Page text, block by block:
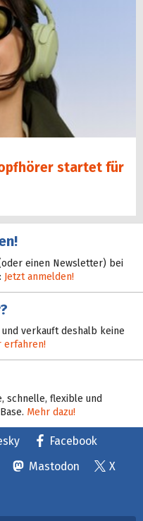
startet für
einen Newsletter) bei
Jetzt anmelden!
verkauft deshalb keine
erfahren!
schnelle, flexible und
Mehr dazu!
Facebook
Mastodon
X